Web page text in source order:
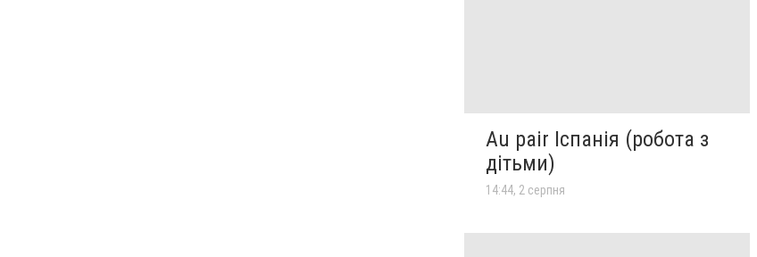
Au pair Іспанія (робота з
дітьми)
14:44, 2 серпня